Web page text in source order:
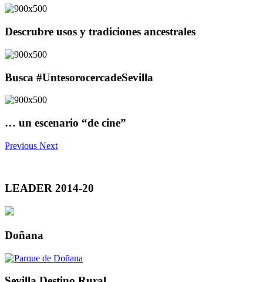
Descrubre usos y tradiciones ancestrales
Busca #UntesorocercadeSevilla
… un escenario “de cine”
Previous Next
LEADER 2014-20
Doñana